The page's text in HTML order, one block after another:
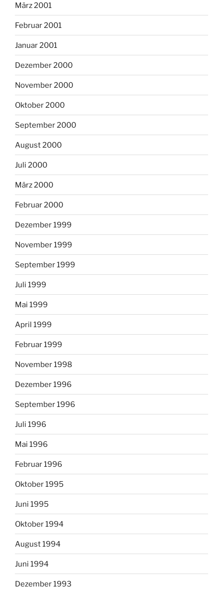
März 2001
Februar 2001
Januar 2001
Dezember 2000
November 2000
Oktober 2000
September 2000
August 2000
Juli 2000
März 2000
Februar 2000
Dezember 1999
November 1999
September 1999
Juli 1999
Mai 1999
April 1999
Februar 1999
November 1998
Dezember 1996
September 1996
Juli 1996
Mai 1996
Februar 1996
Oktober 1995
Juni 1995
Oktober 1994
August 1994
Juni 1994
Dezember 1993